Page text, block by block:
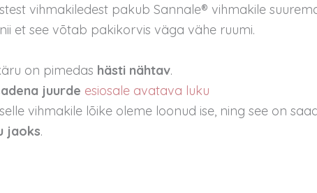
vihmakiledest pakub Sannale® vihmakile
et see võtab pakikorvis väga vähe ruumi.
on pimedas hästi nähtav.
juurde esiosale avatava luku
vihmakile lõike oleme loonud ise, ning see on
jaoks.